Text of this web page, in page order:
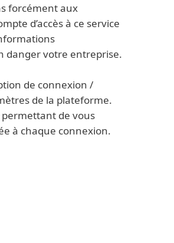
forcément aux
d’accès à ce service
danger votre entreprise.
de connexion /
de la plateforme.
permettant de vous
à chaque connexion.